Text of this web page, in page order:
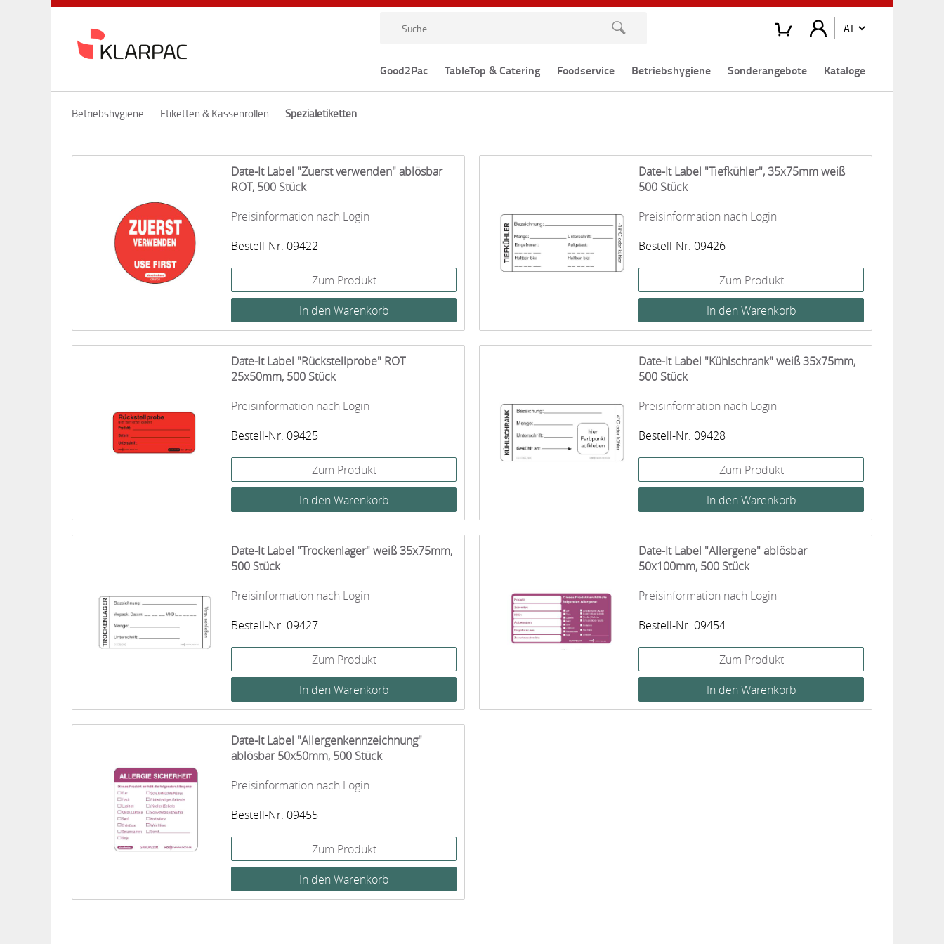
Good2Pac TableTop & Catering Foodservice Betriebshygiene Sonderangebote Kataloge
Betriebshygiene Etiketten & Kassenrollen Spezialetiketten
Date-It Label "Zuerst verwenden" ablösbar
ROT, 500 Stück
Preisinformation nach Login
Bestell-Nr. 09422
Zum Produkt
Date-It Label "Tiefkühler", 35x75mm weiß
500 Stück
Preisinformation nach Login
Bestell-Nr. 09426
Zum Produkt
Date-It Label "Rückstellprobe" ROT
25x50mm, 500 Stück
Preisinformation nach Login
Bestell-Nr. 09425
Zum Produkt
Date-It Label "Kühlschrank" weiß 35x75mm,
500 Stück
Preisinformation nach Login
Bestell-Nr. 09428
Zum Produkt
Date-It Label "Trockenlager" weiß 35x75mm,
500 Stück
Preisinformation nach Login
Bestell-Nr. 09427
Zum Produkt
Date-It Label "Allergene" ablösbar
50x100mm, 500 Stück
Preisinformation nach Login
Bestell-Nr. 09454
Zum Produkt
Date-It Label "Allergenkennzeichnung"
ablösbar 50x50mm, 500 Stück
Preisinformation nach Login
Bestell-Nr. 09455
Zum Produkt